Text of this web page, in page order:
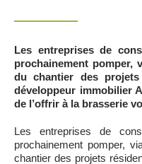
Les entreprises de
prochainement pomper,
du chantier des
développeur immobilier
de l’offrir à la brasserie
Les entreprises de
prochainement pomper,
chantier des projets